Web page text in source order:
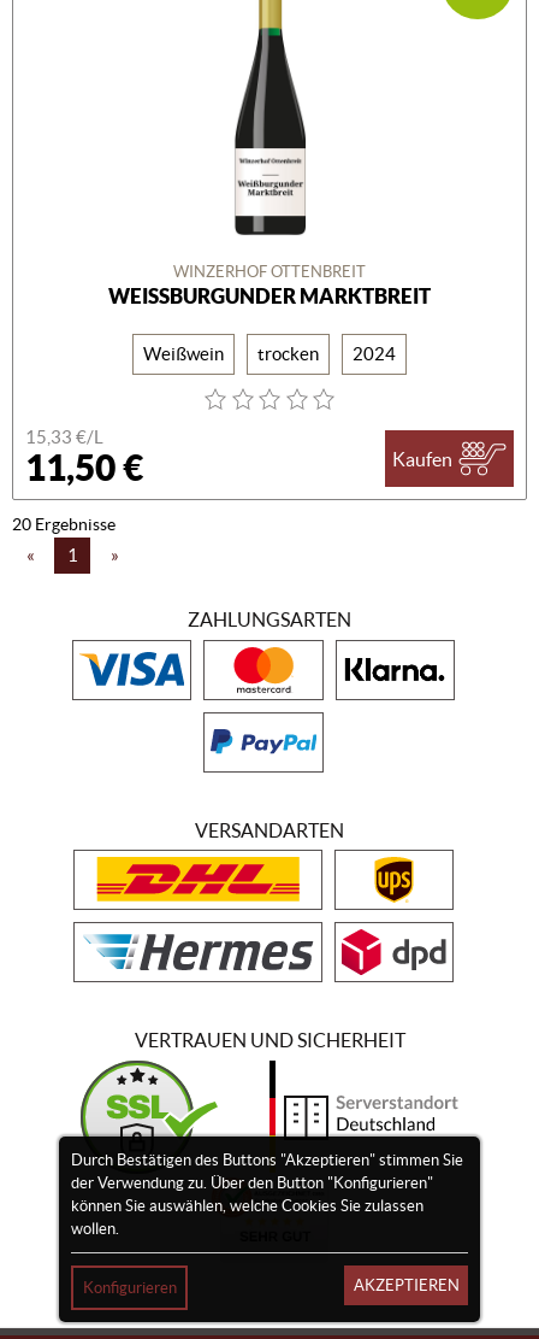
WINZERHOF OTTENBREIT
WEISSBURGUNDER MARKTBREIT
Weißwein trocken 2024
15,33 €/L
11,50 € Kaufen
20 Ergebnisse
« 1 »
Durch Bestätigen des Buttons "Akzeptieren" stimmen Sie
der Verwendung zu. Über den Button "Konfigurieren"
können Sie auswählen, welche Cookies Sie zulassen
wollen.
Konfigurieren AKZEPTIEREN
ZAHLUNGSARTEN
VERSANDARTEN
VERTRAUEN UND SICHERHEIT